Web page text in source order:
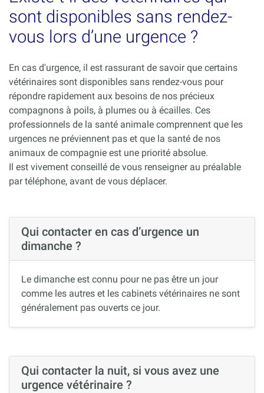
sont disponibles sans rendez-
vous lors d’une urgence ?
En cas d'urgence, il est rassurant de savoir que certains
vétérinaires sont disponibles sans rendez-vous pour
répondre rapidement aux besoins de nos précieux
compagnons à poils, à plumes ou à écailles. Ces
professionnels de la santé animale comprennent que les
urgences ne préviennent pas et que la santé de nos
animaux de compagnie est une priorité absolue.
Il est vivement conseillé de vous renseigner au préalable
par téléphone, avant de vous déplacer.
Qui contacter en cas d’urgence un
dimanche ?
Le dimanche est connu pour ne pas être un jour
comme les autres et les cabinets vétérinaires ne sont
généralement pas ouverts ce jour.
Qui contacter la nuit, si vous avez une
urgence vétérinaire ?